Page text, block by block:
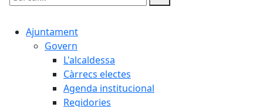
Cercar:
Ajuntament
Govern
L'alcaldessa
Càrrecs electes
Agenda institucional
Regidories